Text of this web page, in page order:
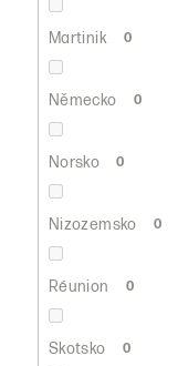
Martinik 0
Německo 0
Norsko 0
Nizozemsko 0
Réunion 0
Skotsko 0